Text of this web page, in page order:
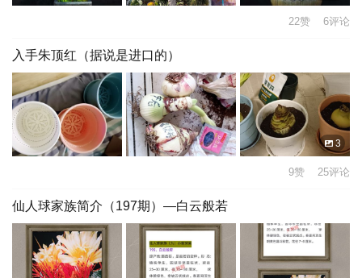
22赞 6评论
入手朱顶红（据说是进口的）
3
9赞 25评论
仙人球家族简介（197期）—白云般若